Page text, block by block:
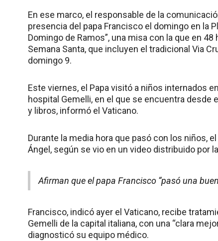
En ese marco, el responsable de la
presencia del papa Francisco el domingo en la
Domingo de Ramos”, una misa con la que en
Semana Santa, que incluyen el tradicional Via
domingo 9.
Este viernes, el Papa visitó a niños internados
hospital Gemelli, en el que se encuentra
y libros, informó el Vaticano.
Durante la media hora que pasó con los niños,
Ángel, según se vio en un video distribuido por
Afirman que el papa Francisco “pasó una
Francisco, indicó ayer el Vaticano, recibe
Gemelli de la capital italiana, con una “clara
diagnosticó su equipo médico.